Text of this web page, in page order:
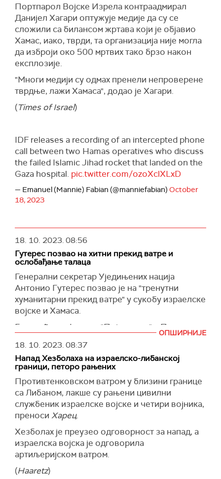
Портпарол Војске Изрела контраадмирал
Данијел Хагари оптужује медије да су се
сложили са билансом жртава који је објавио
Хамас, иако, тврди, та организација није могла
да изброји око 500 мртвих тако брзо након
експлозије.
"Многи медији су одмах пренели непроверене
тврдње, лажи Хамаса", додао је Хагари.
(Times of Israel)
IDF releases a recording of an intercepted phone
call between two Hamas operatives who discuss
the failed Islamic Jihad rocket that landed on the
Gaza hospital. pic.twitter.com/ozoXclXLxD
— Emanuel (Mannie) Fabian (@manniefabian) October
18, 2023
18. 10. 2023.08:56
Гутерес позвао на хитни прекид ватре и
ослобађање талаца
Генерални секретар Уједињених нација
Антонио Гутерес позвао је на "тренутни
хуманитарни прекид ватре" у сукобу израелске
војске и Хамаса.
Говорећи на форуму "Појас и пут" у Пекингу,
Гутерeс је поновио оно што је назвао "два
хитна хуманитарна позива", преноси
Гутерес је такође позвао Хамас на "тренутно и
безусловно ослобађање талаца" а Израел да
"одмах дозволи неограничен приступ
хуманитарној помоћи како би се одговорило
на најосновније потребе народа Газе, од којих
су огромна већина жене и деца“.
"Позивам на хитан хуманитарни прекид ватре
како би се обезбедило довољно времена и
простора да се реализују моја два позива и да
се ублажи људска патња којој сведочимо",
ОПШИРНИЈЕ
18. 10. 2023.08:37
Напад Хезболаха на израелско-либанској
граници, петоро рањених
Противтенковском ватром у близини границе
са Либаном, лакше су рањени цивилни
службеник израелске војске и четири војника,
преноси Харец.
Хезболах је преузео одговорност за напад, а
израелска војска је одговорила
артиљеријском ватром.
(Haaretz)